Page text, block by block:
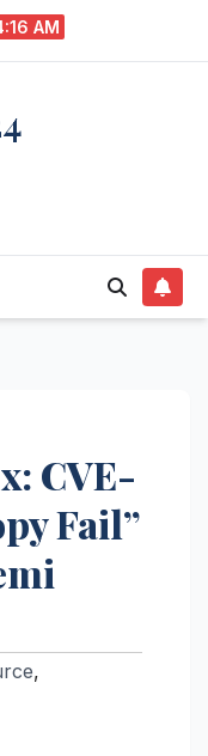
AM
CVE-
Fail”
,